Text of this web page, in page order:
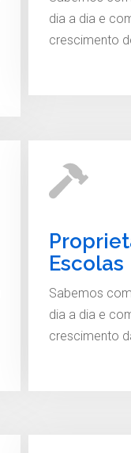
dia a dia e
crescimento
Escolas
Sabemos
dia a dia e
crescimento